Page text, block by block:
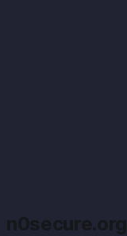
n0secure.org